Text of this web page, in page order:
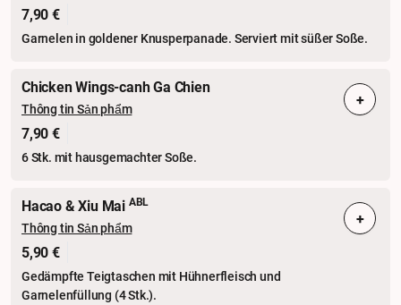
7,90 €
Garnelen in goldener Knusperpanade. Serviert mit süßer Soße.
Chicken Wings-canh Ga Chien
Thông tin Sản phẩm
7,90 €
6 Stk. mit hausgemachter Soße.
+
Hacao & Xiu Mai ABL
Thông tin Sản phẩm
5,90 €
Gedämpfte Teigtaschen mit Hühnerfleisch und
Garnelenfüllung (4 Stk.).
+